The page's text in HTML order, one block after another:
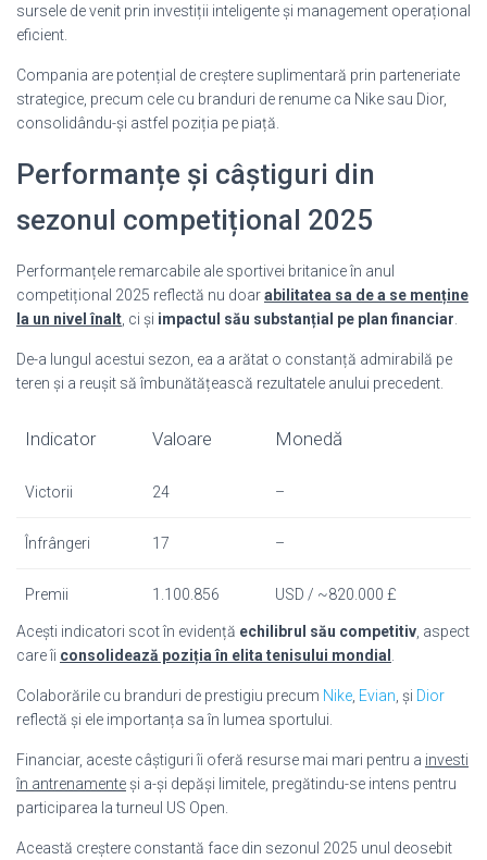
sursele de venit prin investiții inteligente și management operațional
eficient.
Compania are potențial de creștere suplimentară prin parteneriate
strategice, precum cele cu branduri de renume ca Nike sau Dior,
consolidându-și astfel poziția pe piață.
Performanțe și câștiguri din
sezonul competițional 2025
Performanțele remarcabile ale sportivei britanice în anul
competițional 2025 reflectă nu doarabilitatea sa de a se menține
la un nivel înalt , ci și impactul său substanțial pe plan financiar
De-a lungul acestui sezon, ea a arătat o constanță admirabilă pe
teren și a reușit să îmbunătățească rezultatele anului precedent.
Indicator Valoare Monedă
Victorii 24 –
Înfrângeri 17 –
Premii 1.100.856 USD / ~820.000 £
Acești indicatori scot în evidență echilibrul său competitiv , aspect
care îi consolidează poziția în elita tenisului mondial
Colaborările cu branduri de prestigiu precum Nike Evian , și Dior
reflectă și ele importanța sa în lumea sportului.
Financiar, aceste câștiguri îi oferă resurse mai mari pentru a investi
în antrenamenteși a-și depăși limitele, pregătindu-se intens pentru
participarea la turneul US Open.
Această creștere constantă face din sezonul 2025 unul deosebit